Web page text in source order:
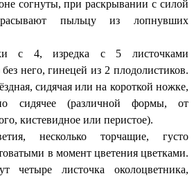
согнуты, при раскрывании с силой
пыльцу из лопнувших
с 4, изредка с 5 листочками
него, гинецей из 2 плодолистиков.
сидячая или на короткой ножке,
сидячее (различной формы, от
кистевидное или перистое).
несколько торчащие, густо
в момент цветения цветками.
четыре листочка околоцветника,